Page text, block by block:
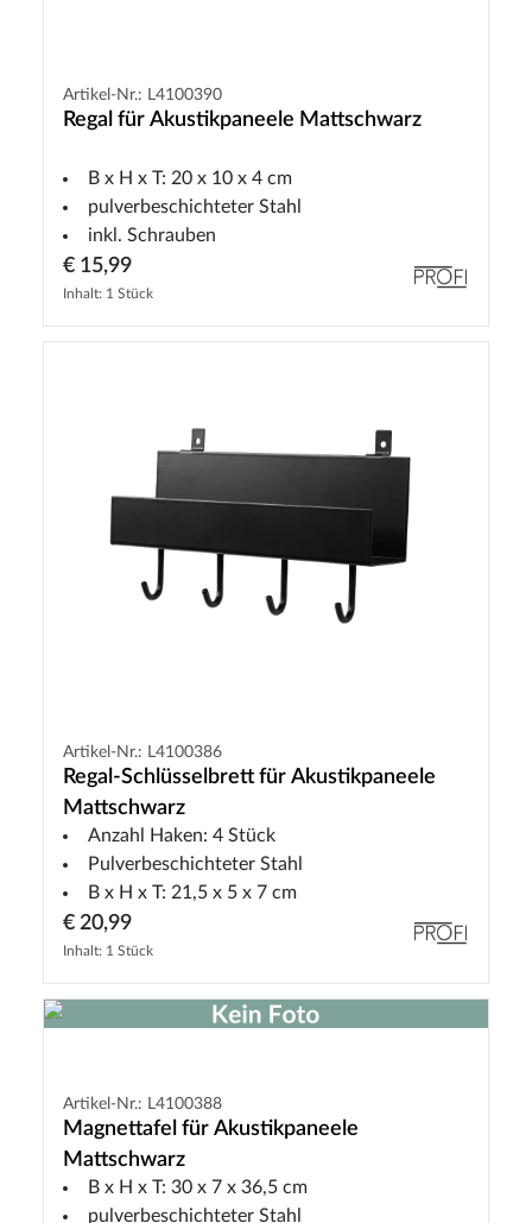
Artikel-Nr.: L4100390
Regal für Akustikpaneele Mattschwarz
B x H x T: 20 x 10 x 4 cm
pulverbeschichteter Stahl
inkl. Schrauben
€ 15,99
Inhalt: 1 Stück
Artikel-Nr.: L4100386
Regal-Schlüsselbrett für Akustikpaneele
Mattschwarz
Anzahl Haken: 4 Stück
Pulverbeschichteter Stahl
B x H x T: 21,5 x 5 x 7 cm
€ 20,99
Inhalt: 1 Stück
Artikel-Nr.: L4100388
Magnettafel für Akustikpaneele
Mattschwarz
B x H x T: 30 x 7 x 36,5 cm
pulverbeschichteter Stahl